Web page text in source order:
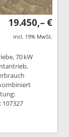
19.450,– €
incl. 19% MwSt.
70 kW